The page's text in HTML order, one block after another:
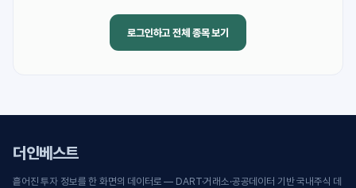
로그인하고 전체 종목 보기
더인베스트
흩어진 투자 정보를 한 화면의 데이터로 — DART·거래소·공공데이터 기반 국내주식 데